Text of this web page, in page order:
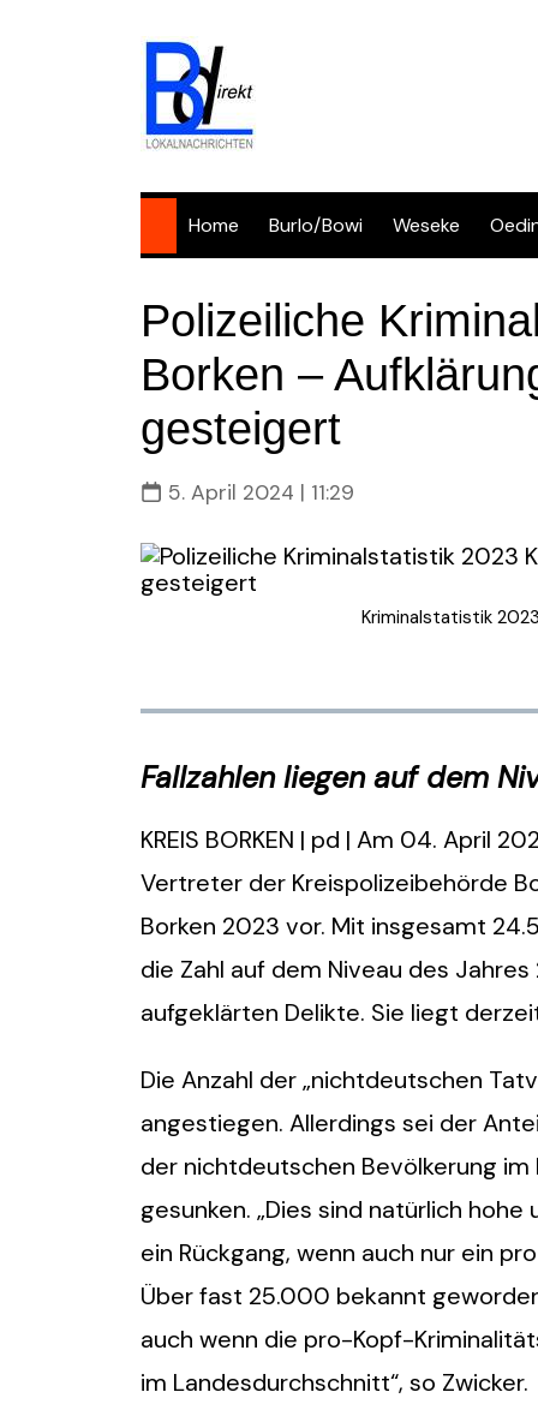
Home Burlo/Bowi Weseke
Polizeiliche
Borken –
gesteigert
5. April 2024 | 11:29
Kriminalstatistik
Fallzahlen liegen auf dem
KREIS BORKEN | pd | Am 04. April
Vertreter der Kreispolizeibehörde
Borken 2023 vor. Mit insgesamt
die Zahl auf dem Niveau des
aufgeklärten Delikte. Sie liegt
Die Anzahl der „nichtdeutschen
angestiegen. Allerdings sei der
der nichtdeutschen Bevölkerung im
gesunken. „Dies sind natürlich
ein Rückgang, wenn auch nur ein
Über fast 25.000 bekannt
auch wenn die pro-Kopf-
im Landesdurchschnitt“, so Zwicker.